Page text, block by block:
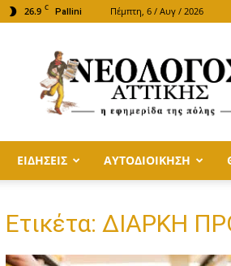
26.9 C Pallini Πέμπτη, 6 / Αυγ / 2026
ΑΤΤΙΚΗΣ
ΕΙΔΗΣΕΙΣ ΑΥΤΟΔΙΟΙΚΗΣΗ
Ετικέτα: ΔΙΑΡΚΗ